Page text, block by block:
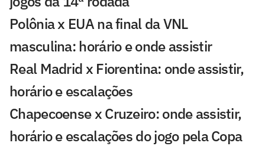
Polônia x EUA na final da VNL
masculina: horário e onde assistir
Real Madrid x Fiorentina: onde assistir,
horário e escalações
Chapecoense x Cruzeiro: onde assistir,
horário e escalações do jogo pela Copa